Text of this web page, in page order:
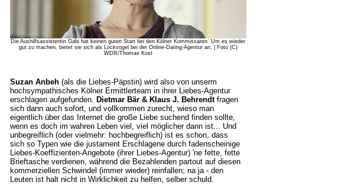
Die Aushilfsassistentin Gabi hat keinen guten Start bei den Kölner Kommissaren. Um es wieder
gut zu machen, bietet sie sich als Lockvogel bei der Online-Dating-Agentur an. | Foto (C)
WDR/Thomas Kost
Suzan Anbeh(als die Liebes-Päpstin) wird also von unserm
hochsympathisches Kölner Ermittlerteam in ihrer Liebes-Agentur
erschlagen aufgefunden. Dietmar Bär & Klaus J. Behrendtfragen
sich dann auch sofort, und vollkommen zurecht, wieso man
eigentlich über das Internet die große Liebe suchend finden sollte,
wenn es doch im wahren Leben viel, viel möglicher dann ist... Und
unbegreiflich (oder vielmehr: hochbegreiflich) ist es schon, dass
sich so Typen wie die justament Erschlagene durch fadenscheinige
Liebes-Koeffizienten-Angebote (ihrer Liebes-Agentur) 'ne fette, fette
Brieftasche verdienen, während die Bezahlenden partout auf diesen
kommerziellen Schwindel (immer wieder) reinfallen; na ja - den
Leuten ist halt nicht in Wirklichkeit zu helfen, selber schuld.